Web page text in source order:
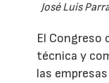
José Luis
El Congreso
técnica y
las